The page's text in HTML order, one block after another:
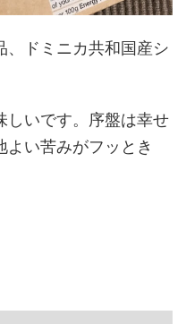
、ドミニカ共和国産シ
しいです。序盤は幸せ
い苦みがフッとき